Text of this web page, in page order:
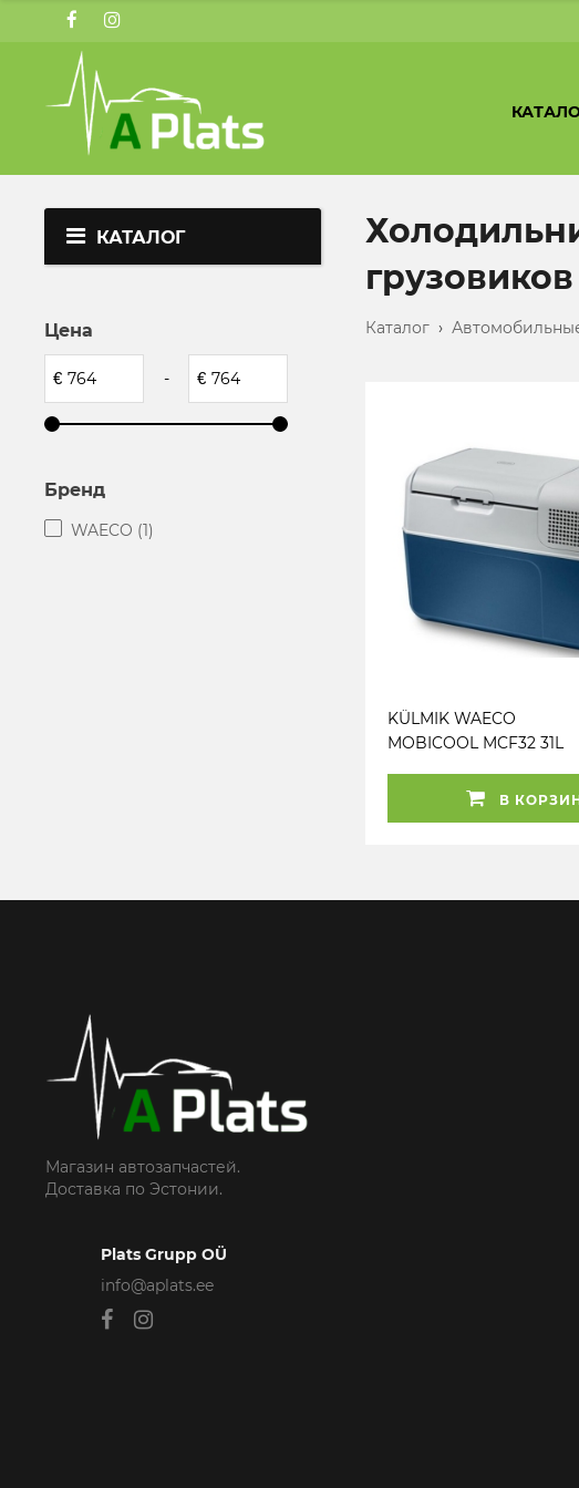
КАТАЛОГ
Цена
€ - €
Бренд
WAECO (1)
Каталог ›
KÜLMIK WAECO
MOBICOOL MCF32 31L
В
Магазин автозапчастей.
Доставка по Эстонии.
Plats Grupp OÜ
info@aplats.ee